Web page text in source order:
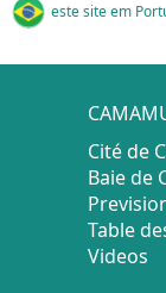
este site em
Cité de
Baie de
Table
Videos